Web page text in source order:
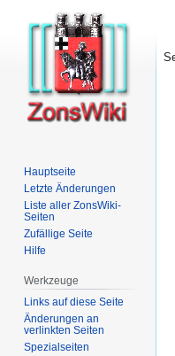
Hauptseite
Letzte Änderungen
Liste aller ZonsWiki-
Seiten
Zufällige Seite
Hilfe
Werkzeuge
Links auf diese Seite
Änderungen an
verlinkten Seiten
Spezialseiten